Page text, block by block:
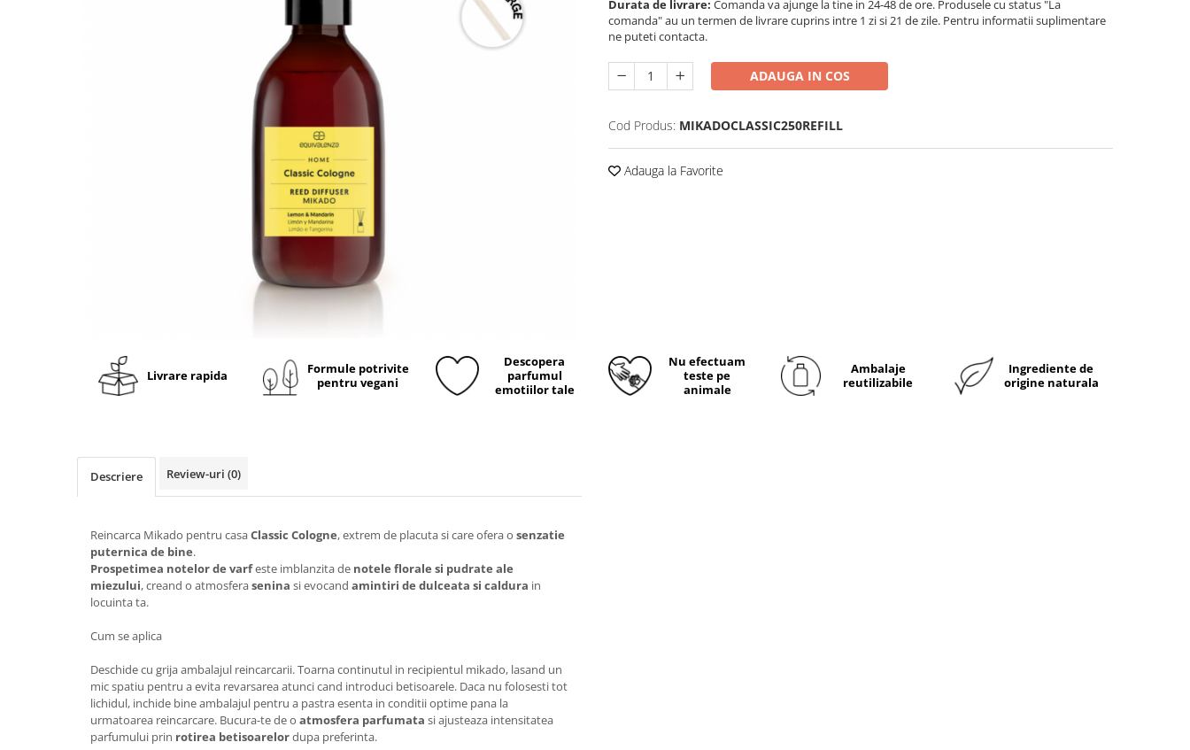
Durata de livrare: Comanda va ajunge la tine in 24-48 de ore. Produsele cu status "La
comanda" au un termen de livrare cuprins intre 1 zi si 21 de zile. Pentru informatii suplimentare
ne puteti contacta.
ADAUGA IN COS
Cod Produs: MIKADOCLASSIC250REFILL
Adauga la Favorite
Livrare rapida
Formule potrivite
pentru vegani
Descopera
parfumul
emotiilor tale
Nu efectuam
teste pe
animale
Ambalaje
reutilizabile
Ingrediente de
origine naturala
Descriere Review-uri (0)
Reincarca Mikado pentru casaClassic Cologne, extrem de placuta si care ofera o senzatie
puternica de bine.
Prospetimea notelor de varfeste imblanzita de notele florale si pudrate ale
miezului, creand o atmosferasenina si evocand amintiri de dulceata si caldura in
locuinta ta.
Cum se aplica
Deschide cu grija ambalajul reincarcarii. Toarna continutul in recipientul mikado, lasand un
mic spatiu pentru a evita revarsarea atunci cand introduci betisoarele. Daca nu folosesti tot
lichidul, inchide bine ambalajul pentru a pastra esenta in conditii optime pana la
urmatoarea reincarcare. Bucura-te de o atmosfera parfumata si ajusteaza intensitatea
parfumului prin rotirea betisoarelordupa preferinta.